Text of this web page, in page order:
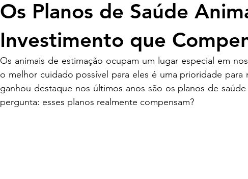
Os Planos de Saúde
Investimento que
Os animais de estimação ocupam um lugar especial em
o melhor cuidado possível para eles é uma prioridade
ganhou destaque nos últimos anos são os planos de
pergunta: esses planos realmente compensam?